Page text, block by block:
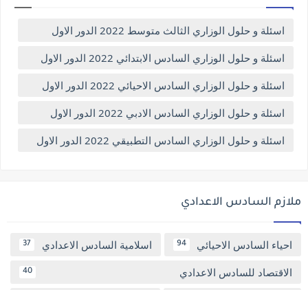
اسئلة و حلول الوزاري الثالث متوسط 2022 الدور الاول
اسئلة و حلول الوزاري السادس الابتدائي 2022 الدور الاول
اسئلة و حلول الوزاري السادس الاحيائي 2022 الدور الاول
اسئلة و حلول الوزاري السادس الادبي 2022 الدور الاول
اسئلة و حلول الوزاري السادس التطبيقي 2022 الدور الاول
ملازم السادس الاعدادي
احياء السادس الاحيائي 94 اسلامية السادس الاعدادي 37
الاقتصاد للسادس الاعدادي 40